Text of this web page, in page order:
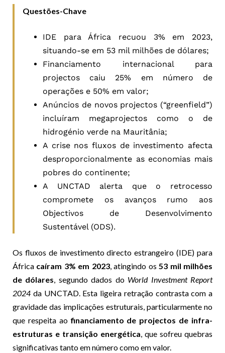
Questões-Chave
IDE para África recuou 3% em 2023,
situando-se em 53 mil milhões de dólares;
Financiamento internacional para
projectos caiu 25% em número de
operações e 50% em valor;
Anúncios de novos projectos (“greenfield”)
incluíram megaprojectos como o de
hidrogénio verde na Mauritânia;
A crise nos fluxos de investimento afecta
desproporcionalmente as economias mais
pobres do continente;
A UNCTAD alerta que o retrocesso
compromete os avanços rumo aos
Objectivos de Desenvolvimento
Sustentável (ODS).
Os fluxos de investimento directo estrangeiro (IDE) para
África caíram 3% em 2023, atingindo os53 mil milhões
de dólares, segundo dados do World Investment Report
2024 da UNCTAD. Esta ligeira retração contrasta com a
gravidade das implicações estruturais, particularmente no
que respeita aofinanciamento de projectos de infra-
estruturas e transição energética, que sofreu quebras
significativas tanto em número como em valor.